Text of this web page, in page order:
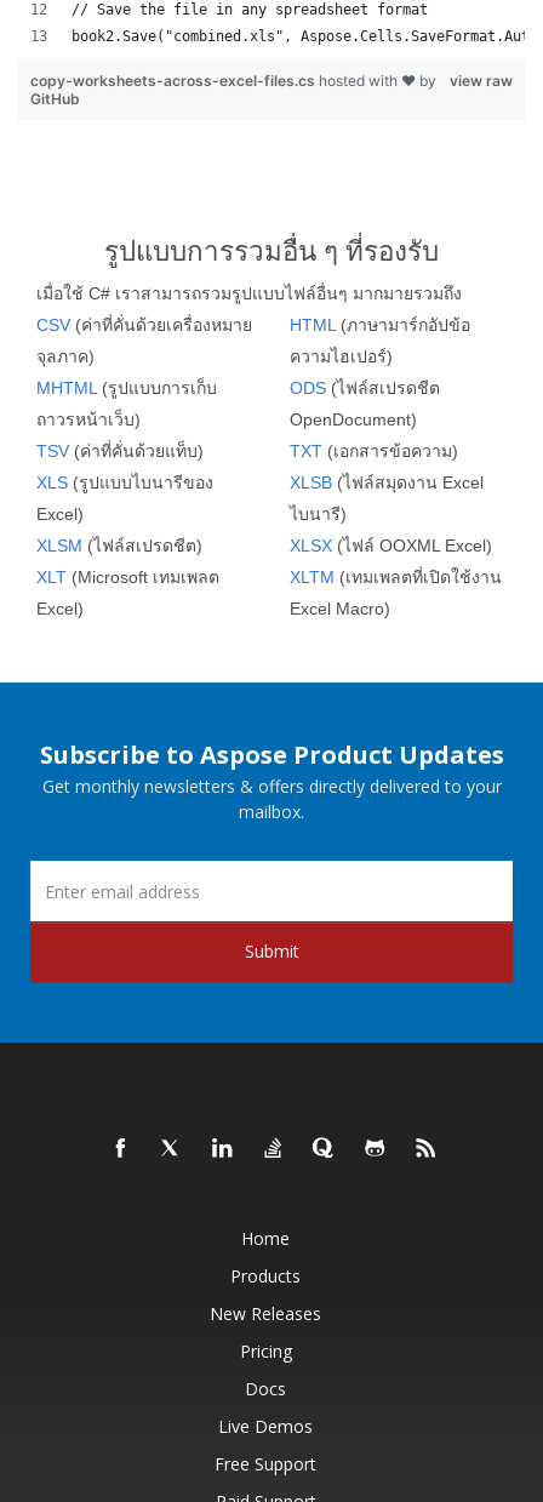
// Save the file in any spreadsheet format
book2.Save("combined.xls",
view raw
copy-worksheets-across-excel-files.cs hosted with ❤ by
GitHub
รูปแบบการรวมอื่น ๆ ที่รองรับ
เมื่อใช้ C# เราสามารถรวมรูปแบบไฟล์อื่นๆ มากมายรวมถึง
CSV (ค่าที่คั่นด้วยเครื่องหมาย
จุลภาค)
HTML (ภาษามาร์กอัปข้อ
ความไฮเปอร์)
MHTML (รูปแบบการเก็บ
ถาวรหน้าเว็บ)
ODS (ไฟล์สเปรดชีต
OpenDocument)
TSV (ค่าที่คั่นด้วยแท็บ) TXT (เอกสารข้อความ)
XLS (รูปแบบไบนารีของ
Excel)
XLSB (ไฟล์สมุดงาน Excel
ไบนารี)
XLSM (ไฟล์สเปรดชีต) XLSX (ไฟล์ OOXML Excel)
XLT (Microsoft เทมเพลต
Excel)
XLTM (เทมเพลตที่เปิดใช้งาน
Excel Macro)
Subscribe to Aspose Product Updates
Get monthly newsletters & offers directly delivered to your
mailbox.
Submit
Home
Products
New Releases
Pricing
Docs
Live Demos
Free Support